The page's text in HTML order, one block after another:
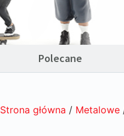
Polecane
Strona główna / Metalowe